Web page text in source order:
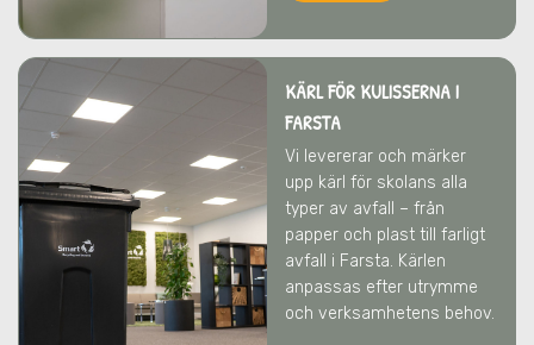
KÄRL FÖR KULISSERNA I
FARSTA
Vi levererar och märker
upp kärl för skolans alla
typer av avfall – från
papper och plast till farligt
avfall i Farsta. Kärlen
anpassas efter utrymme
och verksamhetens behov.